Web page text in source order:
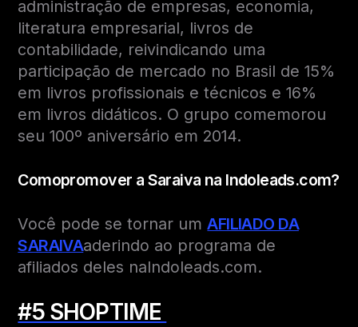
administração de empresas, economia,
literatura empresarial, livros de
contabilidade, reivindicando uma
participação de mercado no Brasil de 15%
em livros profissionais e técnicos e 16%
em livros didáticos. O grupo comemorou
seu 100º aniversário em 2014.
Comopromover a Saraiva na Indoleads.com?
Você pode se tornar umAFILIADO DA
SARAIVAaderindo ao programa de
afiliados deles naIndoleads.com.
#5 SHOPTIME